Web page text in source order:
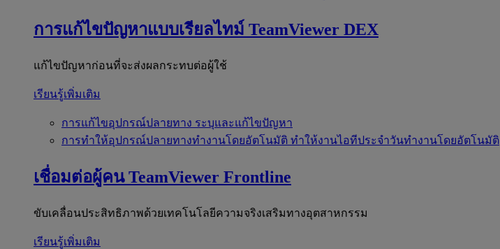
การแก้ไขปัญหาแบบเรียลไทม์ TeamViewer DEX
แก้ไขปัญหาก่อนที่จะส่งผลกระทบต่อผู้ใช้
เรียนรู้เพิ่มเติม
การแก้ไขอุปกรณ์ปลายทาง ระบุและแก้ไขปัญหา
การทำให้อุปกรณ์ปลายทางทำงานโดยอัตโนมัติ ทำให้งานไอทีประจำวันทำงานโดยอัตโนมัติ
เชื่อมต่อผู้คน TeamViewer Frontline
ขับเคลื่อนประสิทธิภาพด้วยเทคโนโลยีความจริงเสริมทางอุตสาหกรรม
เรียนรู้เพิ่มเติม